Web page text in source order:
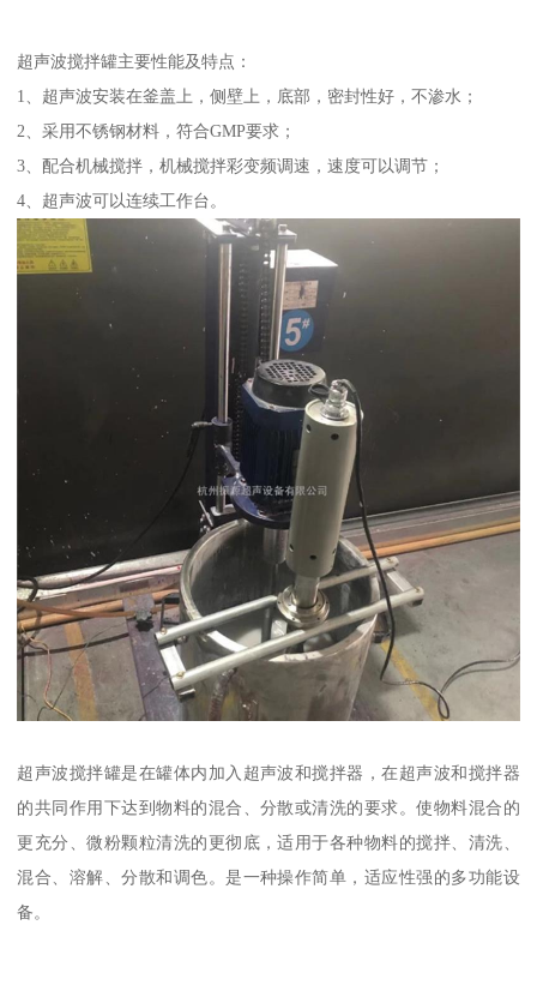
超声波搅拌罐主要性能及特点：
1、超声波安装在釜盖上，侧壁上，底部，密封性好，不渗水；
2、采用不锈钢材料，符合GMP要求；
3、配合机械搅拌，机械搅拌彩变频调速，速度可以调节；
4、超声波可以连续工作台。
超声波搅拌罐是在罐体内加入超声波和搅拌器，在超声波和搅拌器
的共同作用下达到物料的混合、分散或清洗的要求。使物料混合的
更充分、微粉颗粒清洗的更彻底，适用于各种物料的搅拌、清洗、
混合、溶解、分散和调色。是一种操作简单，适应性强的多功能设
备。